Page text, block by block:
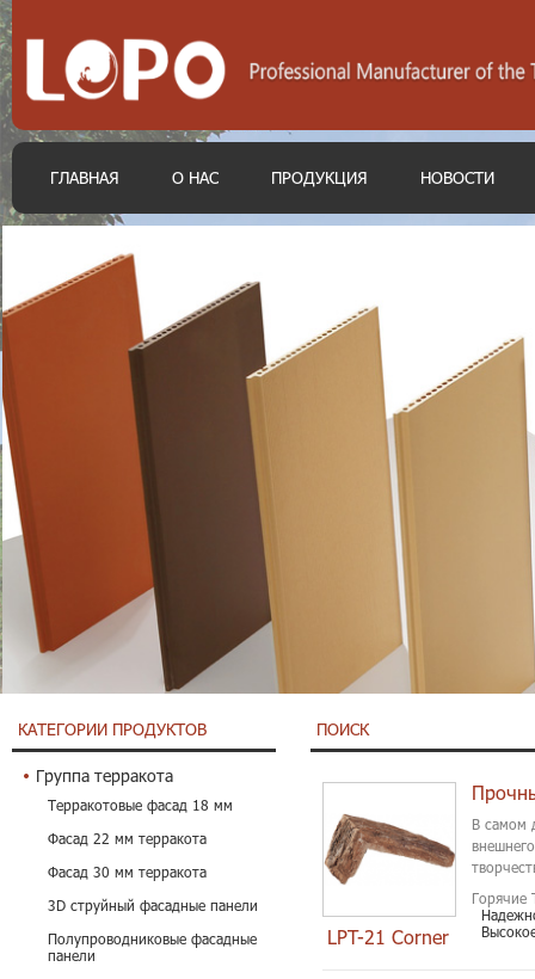
ГЛАВНАЯ О НАС ПРОДУКЦИЯ НОВОСТИ
КАТЕГОРИИ ПРОДУКТОВ
Группа терракота
Терракотовые фасад 18 мм
Фасад 22 мм терракота
Фасад 30 мм терракота
3D струйный фасадные панели
Полупроводниковые фасадные
панели
ПОИСК
LPT-21 Corner
В самом
Горячие